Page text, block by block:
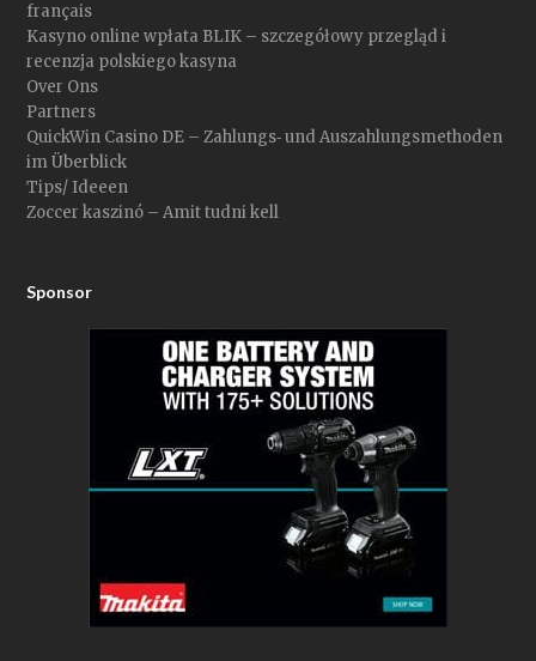
français
Kasyno online wpłata BLIK – szczegółowy przegląd i
recenzja polskiego kasyna
Over Ons
Partners
QuickWin Casino DE – Zahlungs‑ und Auszahlungsmethoden
im Überblick
Tips/ Ideeen
Zoccer kaszinó – Amit tudni kell
Sponsor